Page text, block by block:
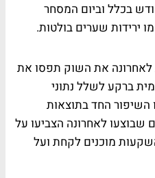
בכלל וביום המסחר
ירידות שערים בולטות.
לאחרונה את השוק תפסו את
ברקע לשלל נתוני
החד בתוצאות
לאחרונה הצביעו על
מוכנים לקחת ועל